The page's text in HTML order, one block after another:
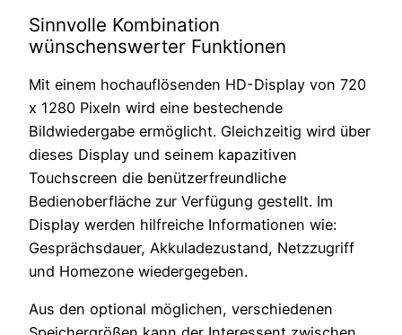
Sinnvolle Kombination
wünschenswerter Funktionen
Mit einem hochauflösenden HD-Display von 720
x 1280 Pixeln wird eine bestechende
Bildwiedergabe ermöglicht. Gleichzeitig wird über
dieses Display und seinem kapazitiven
Touchscreen die benützerfreundliche
Bedienoberfläche zur Verfügung gestellt. Im
Display werden hilfreiche Informationen wie:
Gesprächsdauer, Akkuladezustand, Netzzugriff
und Homezone wiedergegeben.
Aus den optional möglichen, verschiedenen